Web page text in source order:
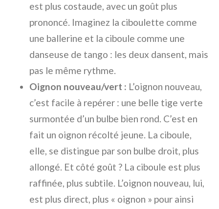
est plus costaude, avec un goût plus
prononcé. Imaginez la ciboulette comme
une ballerine et la ciboule comme une
danseuse de tango : les deux dansent, mais
pas le même rythme.
Oignon nouveau/vert : L’oignon nouveau,
c’est facile à repérer : une belle tige verte
surmontée d’un bulbe bien rond. C’est en
fait un oignon récolté jeune. La ciboule,
elle, se distingue par son bulbe droit, plus
allongé. Et côté goût ? La ciboule est plus
raffinée, plus subtile. L’oignon nouveau, lui,
est plus direct, plus « oignon » pour ainsi